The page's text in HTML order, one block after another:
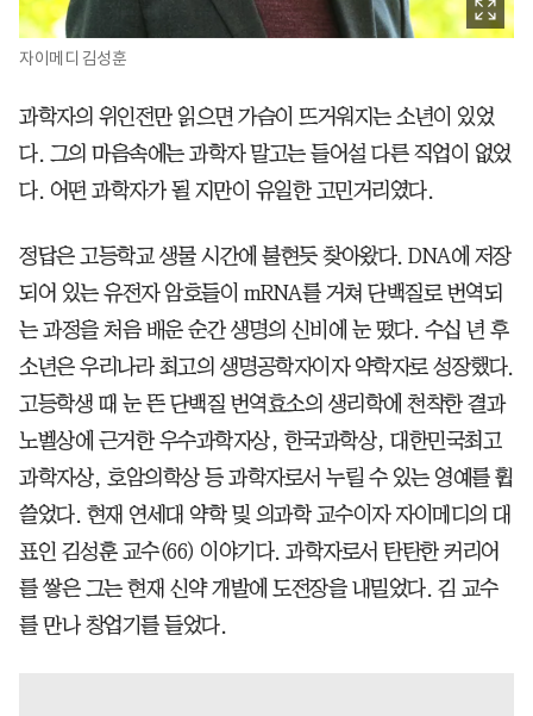
자이메디 김성훈
과학자의 위인전만 읽으면 가슴이 뜨거워지는 소년이 있었
다. 그의 마음속에는 과학자 말고는 들어설 다른 직업이 없었
다. 어떤 과학자가 될 지만이 유일한 고민거리였다.
정답은 고등학교 생물 시간에 불현듯 찾아왔다. DNA에 저장
되어 있는 유전자 암호들이 mRNA를 거쳐 단백질로 번역되
는 과정을 처음 배운 순간 생명의 신비에 눈 떴다. 수십 년 후
소년은 우리나라 최고의 생명공학자이자 약학자로 성장했다.
고등학생 때 눈 뜬 단백질 번역효소의 생리학에 천착한 결과
노벨상에 근거한 우수과학자상, 한국과학상, 대한민국최고
과학자상, 호암의학상 등 과학자로서 누릴 수 있는 영예를 휩
쓸었다. 현재 연세대 약학 및 의과학 교수이자 자이메디의 대
표인 김성훈 교수(66) 이야기다. 과학자로서 탄탄한 커리어
를 쌓은 그는 현재 신약 개발에 도전장을 내밀었다. 김 교수
를 만나 창업기를 들었다.